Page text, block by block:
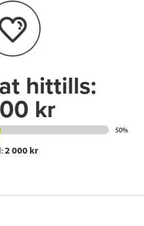
I
n
hittills:
kr
50%
2 000 kr